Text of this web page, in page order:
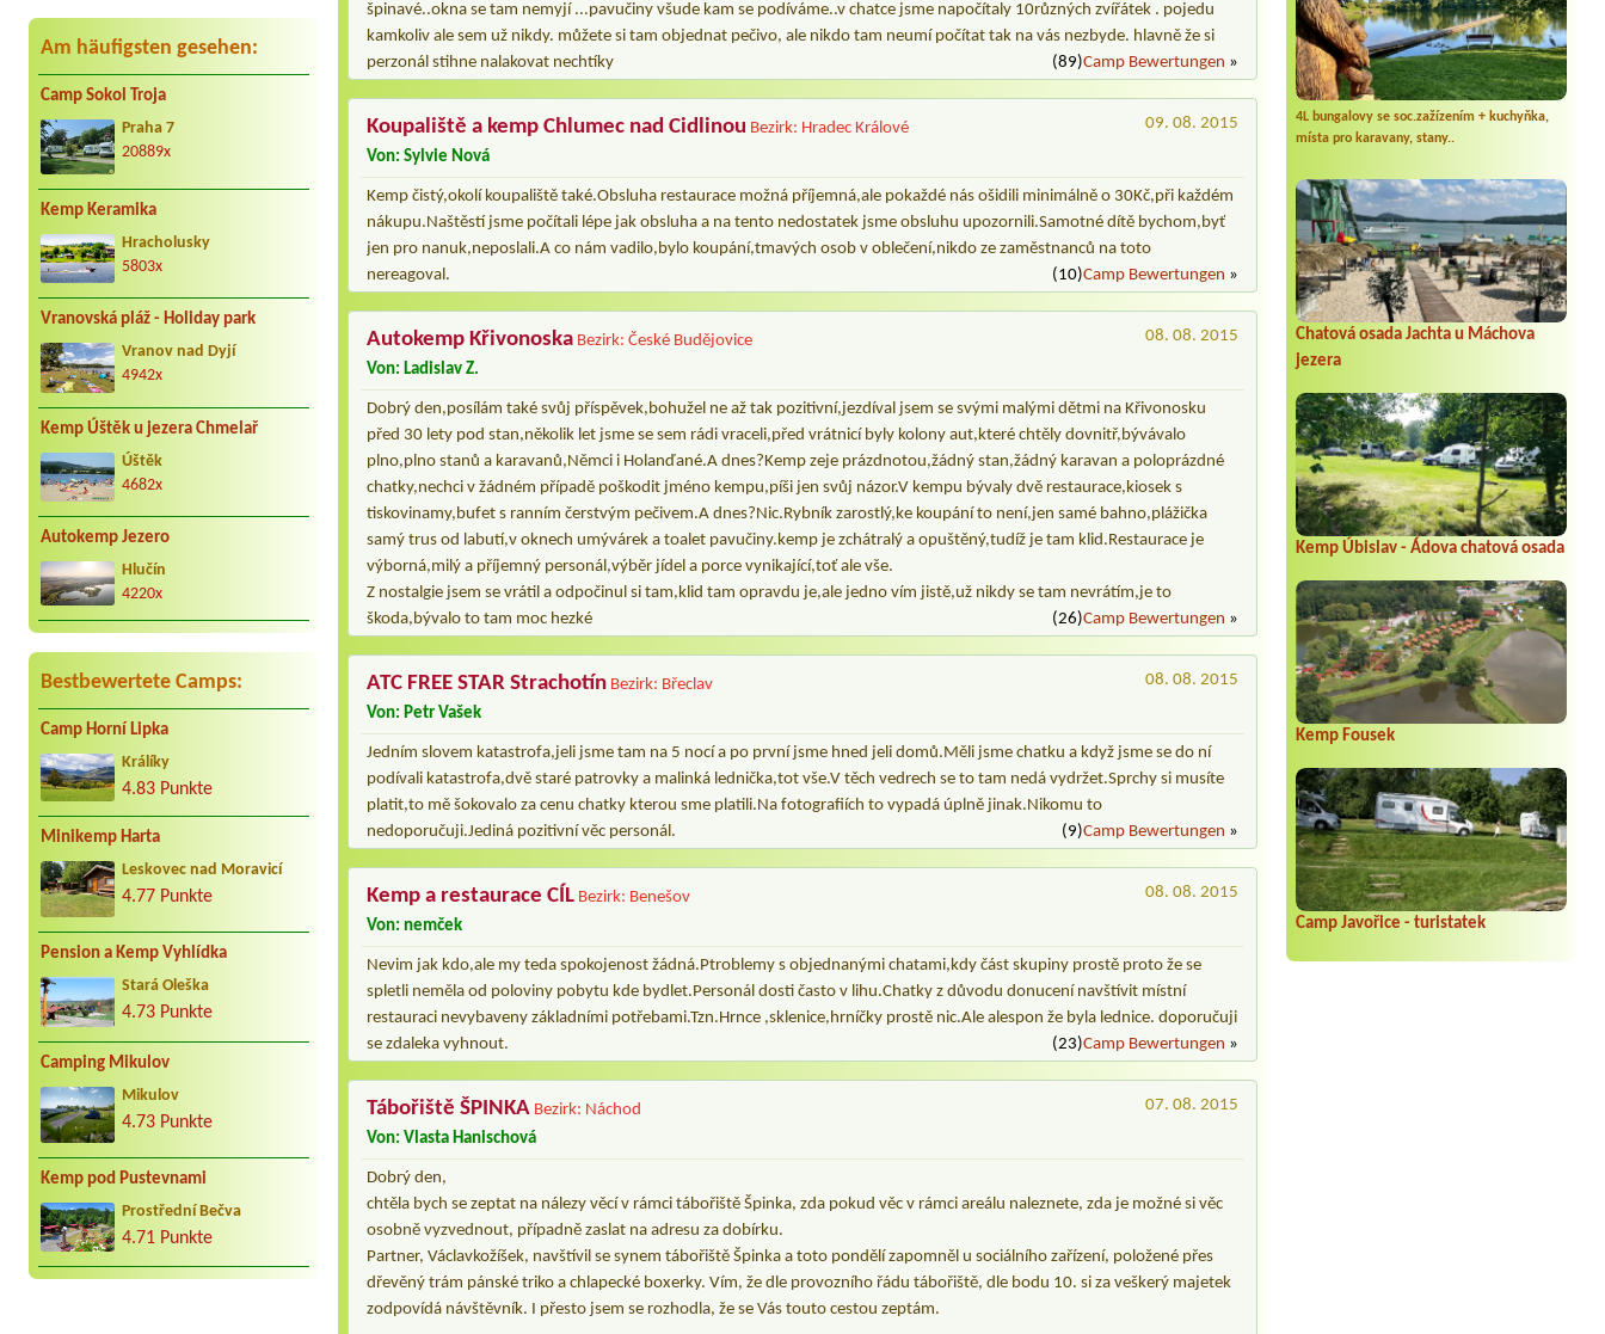
Am häufigsten gesehen:
Camp Sokol Troja
Praha 7
20889x
Kemp Keramika
Hracholusky
5803x
Vranovská pláž - Holiday park
Vranov nad Dyjí
4942x
Kemp Úštěk u jezera Chmelař
Úštěk
4682x
Autokemp Jezero
Hlučín
4220x
Bestbewertete Camps:
Camp Horní Lipka
Králíky
4.83 Punkte
Minikemp Harta
Leskovec nad Moravicí
4.77 Punkte
Pension a Kemp Vyhlídka
Stará Oleška
4.73 Punkte
Camping Mikulov
Mikulov
4.73 Punkte
Kemp pod Pustevnami
Prostřední Bečva
4.71 Punkte
4L bungalovy se soc.zažízením + kuchyňka,
místa pro karavany, stany..
Chatová osada Jachta u Máchova
jezera
Kemp Úbislav - Ádova chatová osada
Kemp Fousek
Camp Javořice - turistatek
špinavé..okna se tam nemyjí ...pavučiny všude kam se podíváme..v chatce jsme napočítaly 10různých zvířátek . pojedu
kamkoliv ale sem už nikdy. můžete si tam objednat pečivo, ale nikdo tam neumí počítat tak na vás nezbyde. hlavně že si
perzonál stihne nalakovat nechtíky
(89)Camp Bewertungen »
Koupaliště a kemp Chlumec nad Cidlinou Bezirk: Hradec Králové
09. 08. 2015
Von: Sylvie Nová
Kemp čistý,okolí koupaliště také.Obsluha restaurace možná příjemná,ale pokaždé nás ošidili minimálně o 30Kč,při každém
nákupu.Naštěstí jsme počítali lépe jak obsluha a na tento nedostatek jsme obsluhu upozornili.Samotné dítě bychom,byť
jen pro nanuk,neposlali.A co nám vadilo,bylo koupání,tmavých osob v oblečení,nikdo ze zaměstnanců na toto
nereagoval.
(10)Camp Bewertungen »
Autokemp Křivonoska Bezirk: České Budějovice
08. 08. 2015
Von: Ladislav Z.
Dobrý den,posílám také svůj příspěvek,bohužel ne až tak pozitivní,jezdíval jsem se svými malými dětmi na Křivonosku
před 30 lety pod stan,několik let jsme se sem rádi vraceli,před vrátnicí byly kolony aut,které chtěly dovnitř,bývávalo
plno,plno stanů a karavanů,Němci i Holanďané.A dnes?Kemp zeje prázdnotou,žádný stan,žádný karavan a poloprázdné
chatky,nechci v žádném případě poškodit jméno kempu,píši jen svůj názor.V kempu bývaly dvě restaurace,kiosek s
tiskovinamy,bufet s ranním čerstvým pečivem.A dnes?Nic.Rybník zarostlý,ke koupání to není,jen samé bahno,plážička
samý trus od labutí,v oknech umývárek a toalet pavučiny.kemp je zchátralý a opuštěný,tudíž je tam klid.Restaurace je
výborná,milý a příjemný personál,výběr jídel a porce vynikající,toť ale vše.
Z nostalgie jsem se vrátil a odpočinul si tam,klid tam opravdu je,ale jedno vím jistě,už nikdy se tam nevrátím,je to
škoda,bývalo to tam moc hezké
(26)Camp Bewertungen »
ATC FREE STAR Strachotín Bezirk: Břeclav
08. 08. 2015
Von: Petr Vašek
Jedním slovem katastrofa,jeli jsme tam na 5 nocí a po první jsme hned jeli domů.Měli jsme chatku a když jsme se do ní
podívali katastrofa,dvě staré patrovky a malinká lednička,tot vše.V těch vedrech se to tam nedá vydržet.Sprchy si musíte
platit,to mě šokovalo za cenu chatky kterou sme platili.Na fotografiích to vypadá úplně jinak.Nikomu to
nedoporučuji.Jediná pozitivní věc personál.
(9)Camp Bewertungen »
Kemp a restaurace CÍL Bezirk: Benešov
08. 08. 2015
Von: nemček
Nevim jak kdo,ale my teda spokojenost žádná.Ptroblemy s objednanými chatami,kdy část skupiny prostě proto že se
spletli neměla od poloviny pobytu kde bydlet.Personál dosti často v lihu.Chatky z důvodu donucení navštívit místní
restauraci nevybaveny základními potřebami.Tzn.Hrnce ,sklenice,hrníčky prostě nic.Ale alespon že byla lednice. doporučuji
se zdaleka vyhnout.
(23)Camp Bewertungen »
Tábořiště ŠPINKA Bezirk: Náchod
07. 08. 2015
Von: Vlasta Hanischová
Dobrý den,
chtěla bych se zeptat na nálezy věcí v rámci tábořiště Špinka, zda pokud věc v rámci areálu naleznete, zda je možné si věc
osobně vyzvednout, případně zaslat na adresu za dobírku.
Partner, Václavkožíšek, navštívil se synem tábořiště Špinka a toto pondělí zapomněl u sociálního zařízení, položené přes
dřevěný trám pánské triko a chlapecké boxerky. Vím, že dle provozního řádu tábořiště, dle bodu 10. si za veškerý majetek
zodpovídá návštěvník. I přesto jsem se rozhodla, že se Vás touto cestou zeptám.